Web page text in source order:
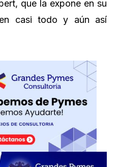
que la expone en su
casi todo y aún así